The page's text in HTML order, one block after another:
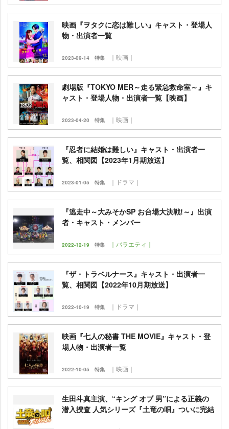
映画『ヲタクに恋は難しい』キャスト・登場人
物・出演者一覧
2023-09-14 特集 ｜映画｜
劇場版『TOKYO MER～走る緊急救命室～』キ
ャスト・登場人物・出演者一覧【映画】
2023-04-20 特集 ｜映画｜
『忍者に結婚は難しい』キャスト・出演者一
覧、相関図【2023年1月期放送】
2023-01-05 特集 ｜ドラマ｜
『逃走中～大みそかSP お台場大決戦!～』出演
者・キャスト・メンバー
2022-12-19 特集 ｜バラエティ｜
『ザ・トラベルナース』キャスト・出演者一
覧、相関図【2022年10月期放送】
2022-10-19 特集 ｜ドラマ｜
映画『七人の秘書 THE MOVIE』キャスト・登
場人物・出演者一覧
2022-10-05 特集 ｜映画｜
生田斗真主演、“キング オブ 男”による正義の
潜入捜査 人気シリーズ『土竜の唄』ついに完結